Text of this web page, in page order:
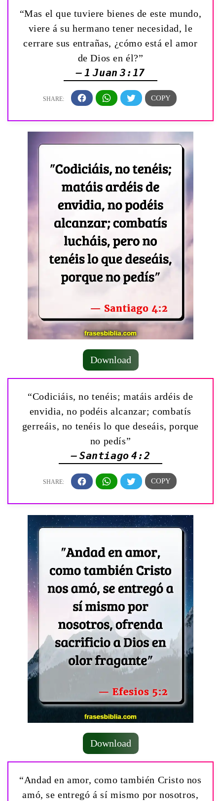
“Mas el que tuviere bienes de este mundo,
viere á su hermano tener necesidad, le
cerrare sus entrañas, ¿cómo está el amor
de Dios en él?”
— 1 Juan 3:17
Download
“Codiciáis, no tenéis; matáis ardéis de
envidia, no podéis alcanzar; combatís
gerreáis, no tenéis lo que deseáis, porque
no pedís”
— Santiago 4:2
Download
“Andad en amor, como también Cristo nos
amó, se entregó á sí mismo por nosotros,